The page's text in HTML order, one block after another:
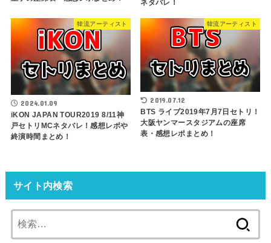
ネタバレ！
韓流アーティスト
2024.01.09
iKON JAPAN TOUR2019 8/11神
戸セトリMCネタバレ！感想レポや
終演時間まとめ！
韓流アーティスト
2019.07.12
BTS ライブ2019年7月7日セトリ！
大阪ヤンマースタジアムの座席
表・感想レポまとめ！
サイト内検索
索: